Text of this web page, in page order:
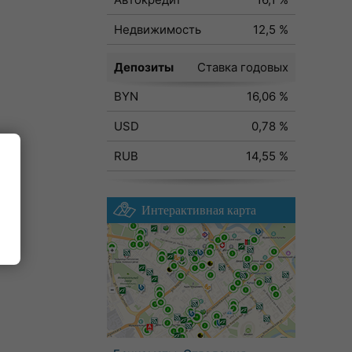
Недвижимость
12,5 %
Депозиты
Ставка годовых
BYN
16,06 %
USD
0,78 %
RUB
14,55 %
Интерактивная карта